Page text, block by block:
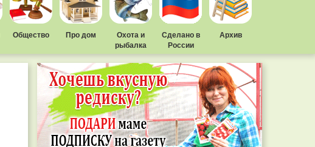
Общество Про дом
Охота и
рыбалка
Сделано в
России
Архив